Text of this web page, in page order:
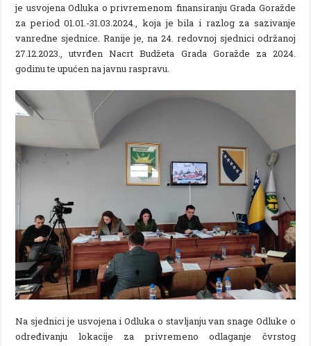
je usvojena Odluka o privremenom finansiranju Grada Goražde
za period 01.01.-31.03.2024., koja je bila i razlog za sazivanje
vanredne sjednice. Ranije je, na 24. redovnoj sjednici održanoj
27.12.2023., utvrđen Nacrt Budžeta Grada Goražde za 2024.
godinu te upućen na javnu raspravu.
Na sjednici je usvojena i Odluka o stavljanju van snage Odluke o
određivanju lokacije za privremeno odlaganje čvrstog